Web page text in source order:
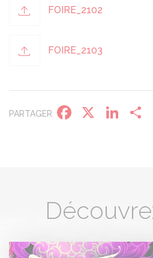
FOIRE_2102
FOIRE_2103
PARTAGER Facebook
X